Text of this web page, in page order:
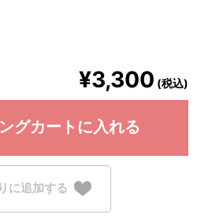
¥3,300 (税込)
グカートに入れる
に追加する